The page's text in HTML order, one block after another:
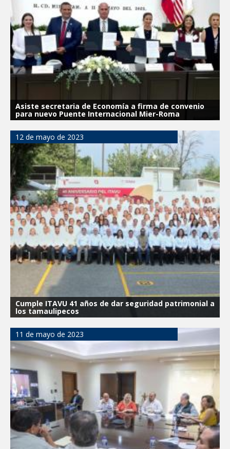
Asiste secretaria de Economía a firma de convenio
para nuevo Puente Internacional Mier-Roma
12 de mayo de 2023
Cumple ITAVU 41 años de dar seguridad patrimonial a
los tamaulipecos
11 de mayo de 2023